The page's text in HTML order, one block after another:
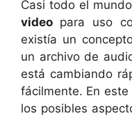
Casi todo el
video para uso
existía un
un archivo de
está cambiando
fácilmente. En
los posibles